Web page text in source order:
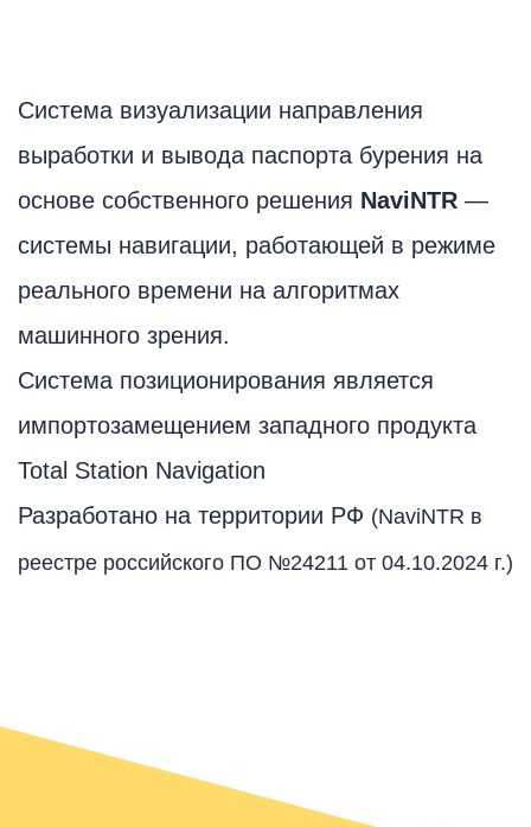
Система визуализации направления
выработки и вывода паспорта бурения на
основе собственного решения NaviNTR —
системы навигации, работающей в режиме
реального времени на алгоритмах
машинного зрения.
Система позиционирования является
импортозамещением западного продукта
Total Station Navigation
Разработано на территории РФ (NaviNTR в
реестре российского ПО №24211 от 04.10.2024 г.)